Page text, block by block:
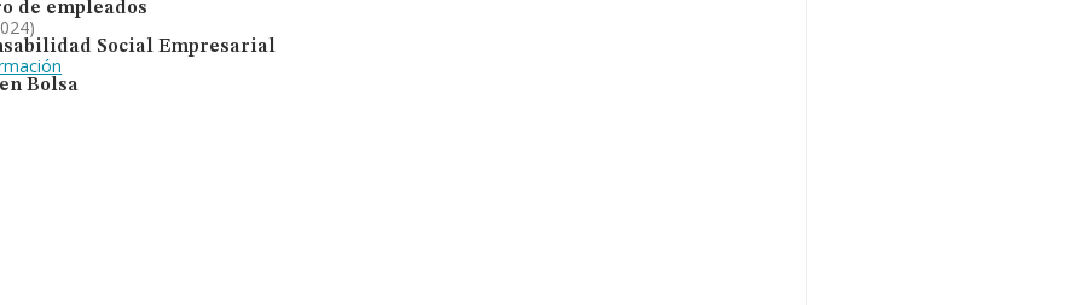
de empleados
Social Empresarial
Bolsa